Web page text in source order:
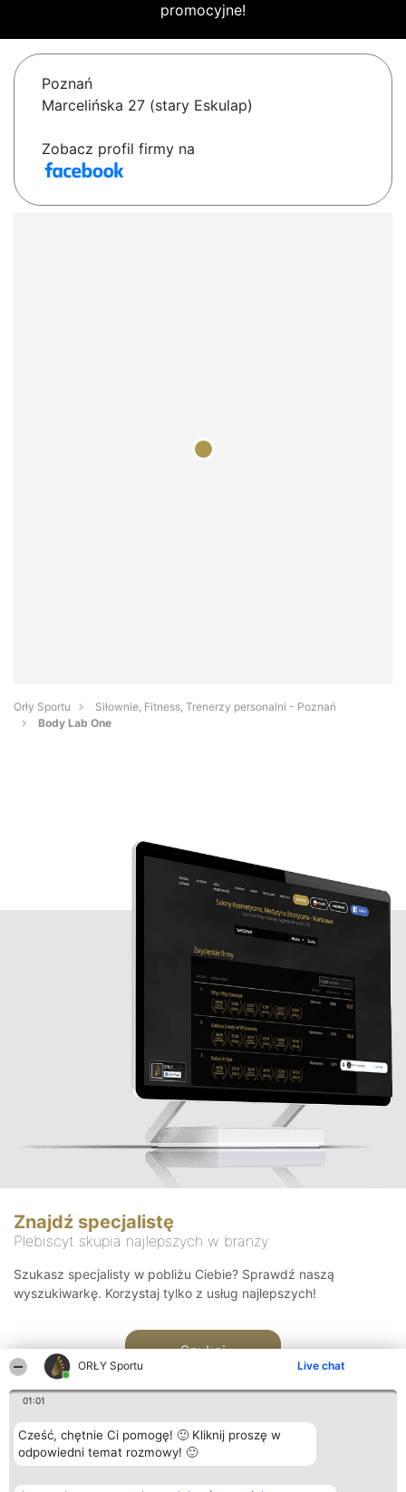
ORŁY Sportu Live chat
01:01
Cześć, chętnie Ci pomogę! 🙂 Kliknij proszę w
odpowiedni temat rozmowy! 🙂
promocyjne!
Poznań
Marcelińska 27 (stary Eskulap)
Zobacz profil firmy na
Orły Sportu
Siłownie, Fitness, Trenerzy personalni - Poznań
Body Lab One
Znajdź specjalistę
Plebiscyt skupia najlepszych w branży
Szukasz specjalisty w pobliżu Ciebie? Sprawdź naszą
wyszukiwarkę. Korzystaj tylko z usług najlepszych!
Szukaj
Organizator plebiscytu Plebiscyt Kontakt